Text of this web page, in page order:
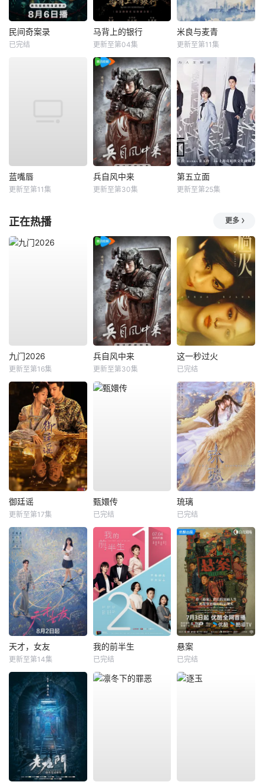
民间奇案录
已完结
马背上的银行
更新至第04集
米良与麦青
更新至第11集
蓝嘴唇
更新至第11集
兵自风中来
更新至第30集
第五立面
更新至第25集
正在热播 更多
九门2026
更新至第16集
兵自风中来
更新至第30集
这一秒过火
已完结
御廷谣
更新至第17集
甄嬛传
已完结
琉璃
已完结
天才，女友
更新至第14集
我的前半生
已完结
悬案
已完结